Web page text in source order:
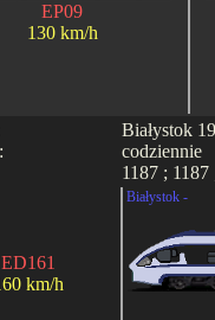
EP09
130 km/h
Białystok
codziennie
1187 ; 1187
ED161
km/h
Białystok -